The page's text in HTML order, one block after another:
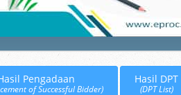
Pengadaan
of Successful Bidder)
Hasil DPT
(DPT List)